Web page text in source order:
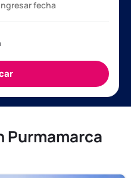
Purmamarca